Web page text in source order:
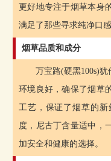
更好地专注于烟草本身
满足了那些寻求纯净口
烟草品质和成分
万宝路(硬黑100s)
环境良好，确保了烟草
工艺，保证了烟草的
度，尼古丁含量适中，
加安全和健康的选择。